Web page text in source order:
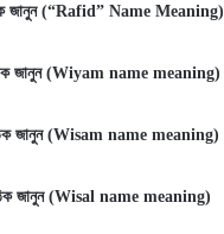
জানুন (“Rafid” Name Meaning)
জানুন (Wiyam name meaning)
জানুন (Wisam name meaning)
জানুন (Wisal name meaning)